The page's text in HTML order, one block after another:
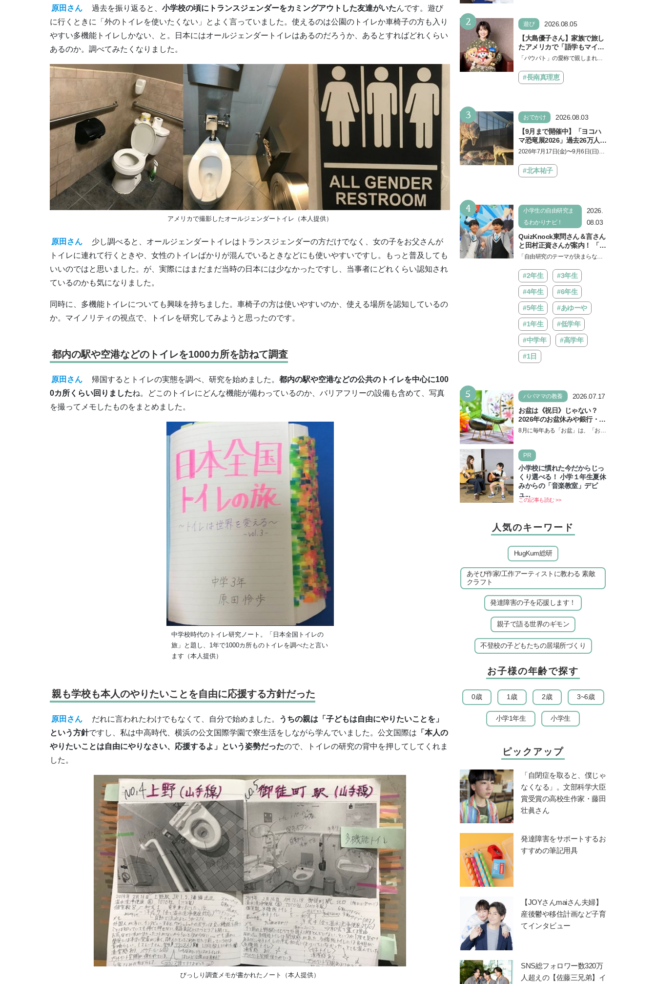
原田さん 過去を振り返ると、小学校の頃にトランスジェンダーをカミングアウトした友達がいたんです。遊び
に行くときに「外のトイレを使いたくない」とよく言っていました。使えるのは公園のトイレか車椅子の方も入り
やすい多機能トイレしかない、と。日本にはオールジェンダートイレはあるのだろうか、あるとすればどれくらい
あるのか。調べてみたくなりました。
アメリカで撮影したオールジェンダートイレ（本人提供）
原田さん
少し調べると、オールジェンダートイレはトランスジェンダーの方だけでなく、女の子をお父さんが
トイレに連れて行くときや、女性のトイレばかりが混んでいるときなどにも使いやすいですし。もっと普及しても
いいのではと思いました。が、実際にはまだまだ当時の日本には少なかったですし、当事者にどれくらい認知され
ているのかも気になりました。
同時に、多機能トイレについても興味を持ちました。車椅子の方は使いやすいのか、使える場所を認知しているの
か。マイノリティの視点で、トイレを研究してみようと思ったのです。
都内の駅や空港などのトイレを1000カ所を訪ねて調査
原田さん 帰国するとトイレの実態を調べ、研究を始めました。都内の駅や空港などの公共のトイレを中心に100
0カ所くらい回りましたね。どこのトイレにどんな機能が備わっているのか、バリアフリーの設備も含めて、写真
を撮ってメモしたものをまとめました。
中学校時代のトイレ研究ノート。「日本全国トイレの
旅」と題し、1年で1000カ所ものトイレを調べたと言い
ます（本人提供）
親も学校も本人のやりたいことを自由に応援する方針だった
原田さん だれに言われたわけでもなくて、自分で始めました。 うちの親は「子どもは自由にやりたいことを」
という方針ですし、私は中高時代、横浜の公文国際学園で寮生活をしながら学んでいました。公文国際は 「本人の
やりたいことは自由にやりなさい、応援するよ」という姿勢だったので、トイレの研究の背中を押してしてくれま
した。
びっしり調査メモが書かれたノート（本人提供）
2 遊び
2026.08.05
【大島優子さん】家族で旅し
たアメリカで「語学もマイン
ドも！ 子どもの成長はすごか
『パウ・パトロール ザ・ダイ
ノ・ムービー』ではあきらめ
「パウパト」の愛称で親しまれる
の劇場版シリーズ第3弾、映画『パ
ウ・パトロール ザ…
#長南真理恵
3 おでかけ
2026.08.03
【9月まで開催中】「ヨコハ
マ恐竜展2026」過去26万人を
動員した恐竜展が9年ぶりに
しむポイントを完全ガイド
2026年7月17日(金)〜9月6日(日)、
「ヨコハマ恐竜展2026〜恐竜の食
卓大図鑑〜」が開催…
#北本祐子
4
小学生の自由研究ま
るわかりナビ！
2026.
08.03
QuizKnock東問さん＆言さん
と田村正資さんが案内！ 「よ
みうりランド」で遊びながら
ントが開催
「自由研究のテーマが決まらな
ントをくれるイベントが、よみう
りランド「グッジョバ!!…
#2年生 #3年生
#4年生 #6年生
#5年生 #あゆーや
#1年生 #低学年
#中学年 #高学年
#1日
5 パパママの教養
2026.07.17
お盆は《祝日》じゃない？
2026年のお盆休みや銀行・役
所の営業や交通機関情報も紹
8月に毎年ある「お盆」は、「お盆
ずは2026年のお盆…
PR
小学校に慣れた今だからじっ
くり選べる！ 小学１年生夏休
みからの「音楽教室」デビ
ュ...
この記事も読む >>
人気のキーワード
HugKum総研
あそび作家/工作アーティストに教わる 素敵
クラフト
発達障害の子を応援します！
親子で語る世界のギモン
不登校の子どもたちの居場所づくり
お子様の年齢で探す
0歳 1歳 2歳 3~6歳
小学1年生 小学生
ピックアップ
「自閉症を取ると、僕じゃ
なくなる」。文部科学大臣
賞受賞の高校生作家・藤田
壮眞さん
発達障害をサポートするお
すすめの筆記用具
【JOYさんmaiさん夫婦】
産後鬱や移住計画など子育
てインタビュー
SNS総フォロワー数320万
人超えの【佐藤三兄弟】イ